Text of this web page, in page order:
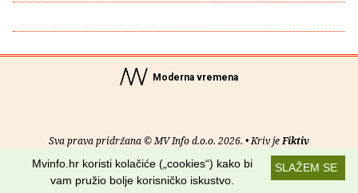
Moderna vremena
Sva prava pridržana © MV Info d.o.o. 2026. • Kriv jeFiktiv
O nama• Pomoć• Uvjeti korištenja•RSS kanaliSLAŽEM SE
Mvinfo.hr koristi kolačiće („cookies“) kako bi
vam pružio bolje korisničko iskustvo.